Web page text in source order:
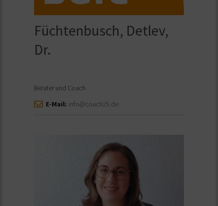
Füchtenbusch, Detlev,
Dr.
Berater und Coach
E-Mail: info@coach25.de